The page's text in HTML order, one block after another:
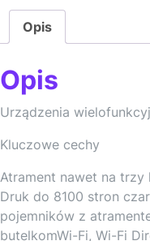
Opis
Opis
Urządzenia
Kluczowe cechy
Atrament nawet na
Druk do 8100 stron
pojemników z
butelkomWi-Fi, Wi-Fi